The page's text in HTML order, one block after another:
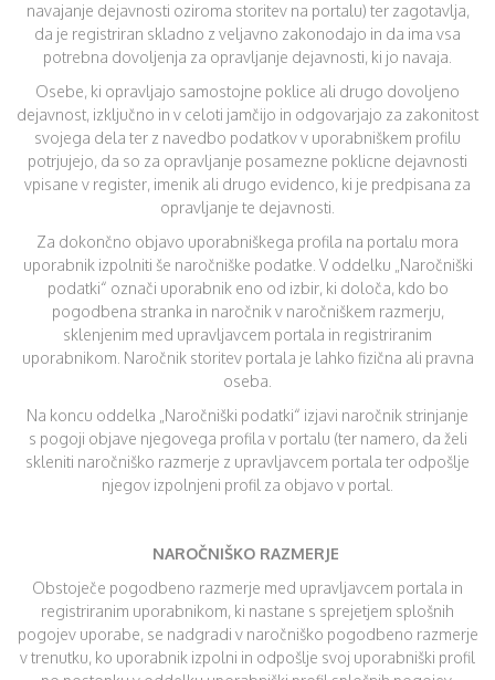
navajanje dejavnosti oziroma storitev na portalu) ter zagotavlja,
da je registriran skladno z veljavno zakonodajo in da ima vsa
potrebna dovoljenja za opravljanje dejavnosti, ki jo navaja.
Osebe, ki opravljajo samostojne poklice ali drugo dovoljeno
dejavnost, izključno in v celoti jamčijo in odgovarjajo za zakonitost
svojega dela ter z navedbo podatkov v uporabniškem profilu
potrjujejo, da so za opravljanje posamezne poklicne dejavnosti
vpisane v register, imenik ali drugo evidenco, ki je predpisana za
opravljanje te dejavnosti.
Za dokončno objavo uporabniškega profila na portalu mora
uporabnik izpolniti še naročniške podatke. V oddelku „Naročniški
podatki“ označi uporabnik eno od izbir, ki določa, kdo bo
pogodbena stranka in naročnik v naročniškem razmerju,
sklenjenim med upravljavcem portala in registriranim
uporabnikom. Naročnik storitev portala je lahko fizična ali pravna
oseba.
Na koncu oddelka „Naročniški podatki“ izjavi naročnik strinjanje
s pogoji objave njegovega profila v portalu (ter namero, da želi
skleniti naročniško razmerje z upravljavcem portala ter odpošlje
njegov izpolnjeni profil za objavo v portal.
NAROČNIŠKO RAZMERJE
Obstoječe pogodbeno razmerje med upravljavcem portala in
registriranim uporabnikom, ki nastane s sprejetjem splošnih
pogojev uporabe, se nadgradi v naročniško pogodbeno razmerje
v trenutku, ko uporabnik izpolni in odpošlje svoj uporabniški profil